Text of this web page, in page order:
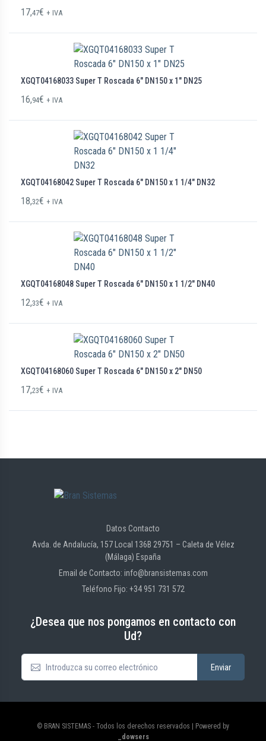
17,47€ + IVA
XGQT04168033 Super T Roscada 6″ DN150 x 1″ DN25
16,94€ + IVA
XGQT04168042 Super T Roscada 6″ DN150 x 1 1/4″ DN32
18,32€ + IVA
XGQT04168048 Super T Roscada 6″ DN150 x 1 1/2″ DN40
12,33€ + IVA
XGQT04168060 Super T Roscada 6″ DN150 x 2″ DN50
17,23€ + IVA
Datos Contacto
Avda. de Andalucía, 157 Local 136B 29751 – Caleta de Vélez
(Málaga) España
Email de Contacto: info@bransistemas.com
Teléfono Fijo: +34 951 731 572
¿Desea que nos pongamos en contacto con
Ud?
© BRAN SISTEMAS - Todos los derechos reservados | Powered by
_dowsers